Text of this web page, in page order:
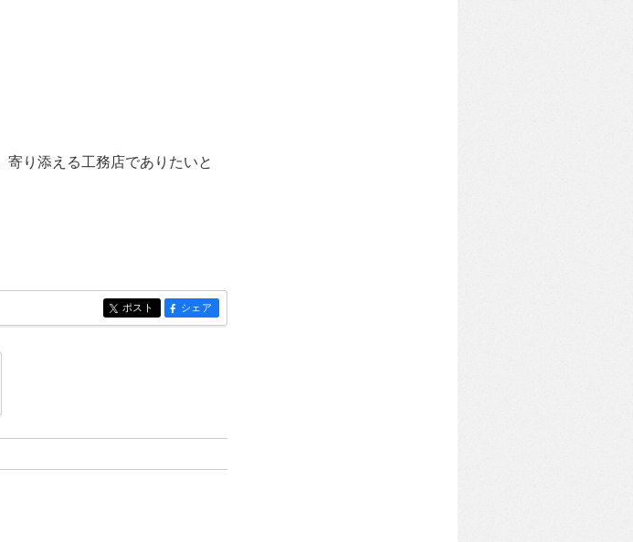
り添える工務店でありたいと
entry221
ポスト entry221
シェア
年4月16日」